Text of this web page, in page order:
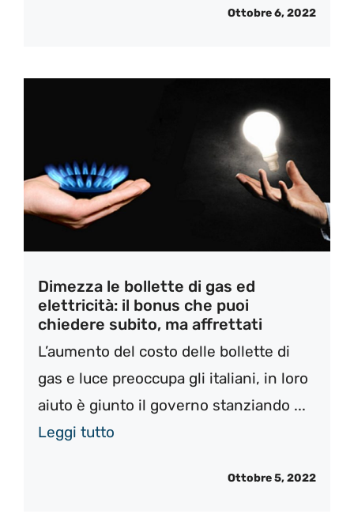
Ottobre 6, 2022
Dimezza le bollette di gas ed
elettricità: il bonus che puoi
chiedere subito, ma affrettati
L’aumento del costo delle bollette di
gas e luce preoccupa gli italiani, in loro
aiuto è giunto il governo stanziando ...
Leggi tutto
Ottobre 5, 2022